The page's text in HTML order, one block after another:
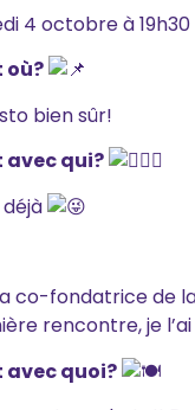
4 octobre à 19h30
où?
bien sûr!
avec qui?
déjà
co-fondatrice de
rencontre, je
avec quoi?